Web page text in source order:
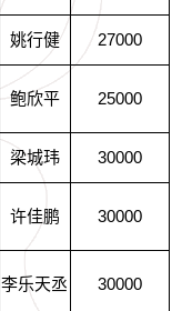
姚行健 27000
鲍欣平 25000
梁城玮 30000
许佳鹏 30000
李乐天丞 30000